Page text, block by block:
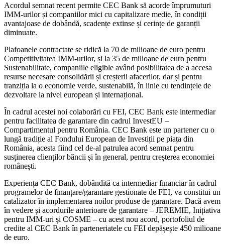
Acordul semnat recent permite CEC Bank să acorde împrumuturi
IMM-urilor și companiilor mici cu capitalizare medie, în condiții
avantajoase de dobândă, scadențe extinse și cerințe de garanții
diminuate.
Plafoanele contractate se ridică la 70 de milioane de euro pentru
Competitivitatea IMM-urilor, și la 35 de milioane de euro pentru
Sustenabilitate, companiile eligible având posibilitatea de a accesa
resurse necesare consolidării și creșterii afacerilor, dar și pentru
tranziția la o economie verde, sustenabilă, în linie cu tendințele de
dezvoltare la nivel european și internațional.
În cadrul acestei noi colaborări cu FEI, CEC Bank este intermediar
pentru facilitatea de garantare din cadrul InvestEU –
Compartimentul pentru România. CEC Bank este un partener cu o
lungă tradiție al Fondului European de Investiții pe piața din
România, acesta fiind cel de-al patrulea acord semnat pentru
susținerea clienților băncii și în general, pentru creșterea economiei
românești.
Experiența CEC Bank, dobândită ca intermediar financiar în cadrul
programelor de finanțare/garantare gestionate de FEI, va constitui un
catalizator în implementarea noilor produse de garantare. Dacă avem
în vedere și acordurile anterioare de garantare – JEREMIE, Inițiativa
pentru IMM-uri și COSME – cu acest nou acord, portofoliul de
credite al CEC Bank în parteneriatele cu FEI depășește 450 milioane
de euro.